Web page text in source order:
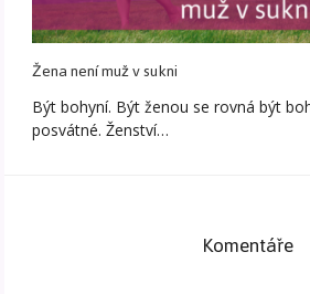
Žena není muž v sukni
Být bohyní. Být ženou se rovná být
posvátné. Ženství…
Komentáře